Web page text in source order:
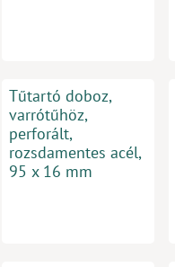
Tűtartó doboz,
varrótűhöz,
perforált,
rozsdamentes acél,
95 x 16 mm